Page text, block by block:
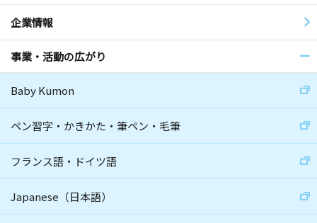
企業情報
事業・活動の広がり
Baby Kumon
ペン習字・かきかた・筆ペン・毛筆
フランス語・ドイツ語
Japanese（日本語）